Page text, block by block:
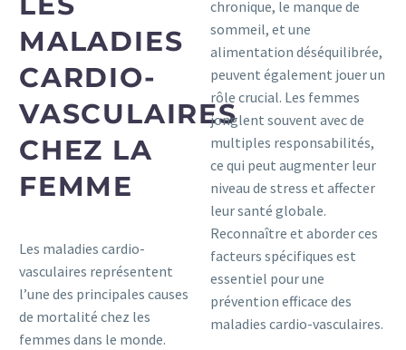
MALADIES
CARDIO-
VASCULAIRES
CHEZ LA
FEMME
Les maladies cardio-
vasculaires représentent
l’une des principales causes
de mortalité chez les
femmes dans le monde.
chronique, le manque de
sommeil, et une
alimentation déséquilibrée,
peuvent également jouer un
rôle crucial. Les femmes
jonglent souvent avec de
multiples responsabilités,
ce qui peut augmenter leur
niveau de stress et affecter
leur santé globale.
Reconnaître et aborder ces
facteurs spécifiques est
essentiel pour une
prévention efficace des
maladies cardio-vasculaires.